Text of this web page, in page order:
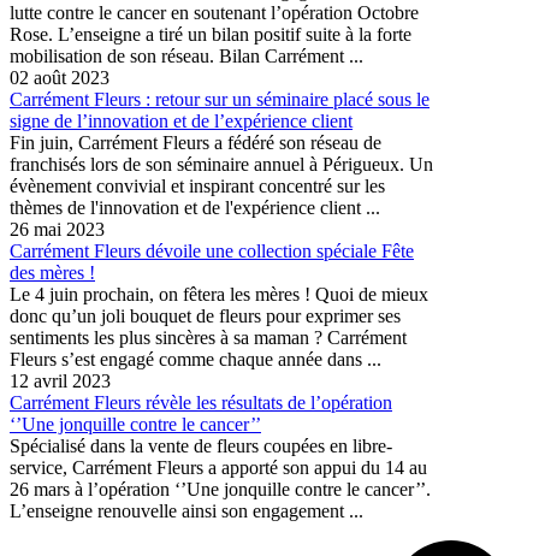
lutte contre le cancer en soutenant l’opération Octobre
Rose. L’enseigne a tiré un bilan positif suite à la forte
mobilisation de son réseau. Bilan Carrément ...
02 août 2023
Carrément Fleurs : retour sur un séminaire placé sous le
signe de l’innovation et de l’expérience client
Fin juin, Carrément Fleurs a fédéré son réseau de
franchisés lors de son séminaire annuel à Périgueux. Un
évènement convivial et inspirant concentré sur les
thèmes de l'innovation et de l'expérience client ...
26 mai 2023
Carrément Fleurs dévoile une collection spéciale Fête
des mères !
Le 4 juin prochain, on fêtera les mères ! Quoi de mieux
donc qu’un joli bouquet de fleurs pour exprimer ses
sentiments les plus sincères à sa maman ? Carrément
Fleurs s’est engagé comme chaque année dans ...
12 avril 2023
Carrément Fleurs révèle les résultats de l’opération
‘’Une jonquille contre le cancer’’
Spécialisé dans la vente de fleurs coupées en libre-
service, Carrément Fleurs a apporté son appui du 14 au
26 mars à l’opération ‘’Une jonquille contre le cancer’’.
L’enseigne renouvelle ainsi son engagement ...